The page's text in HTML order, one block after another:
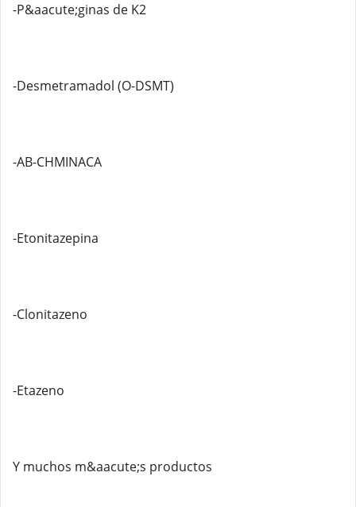
-P&aacute;ginas de K2
-Desmetramadol (O-DSMT)
-AB-CHMINACA
-Etonitazepina
-Clonitazeno
-Etazeno
Y muchos m&aacute;s productos